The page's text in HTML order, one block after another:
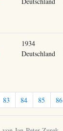
1934
Deutschland
83 84 85 86